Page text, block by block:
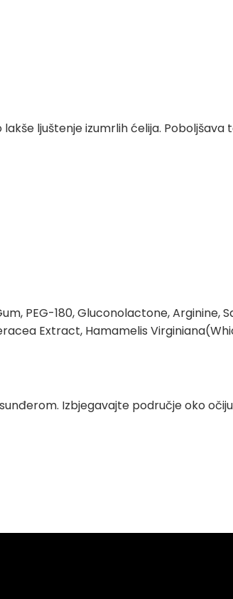
ljuštenje izumrlih ćelija. Poboljšava
PEG-180, Gluconolactone, Arginine,
Extract, Hamamelis
Izbjegavajte područje oko očiju